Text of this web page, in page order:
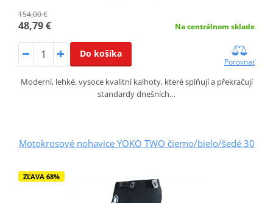
154,00 €
48,79 € Na centrálnom sklade
Do košíka
Porovnať
Moderní, lehké, vysoce kvalitní kalhoty, které splňují a překračují
standardy dnešních…
Motokrosové nohavice YOKO TWO čierno/bielo/šedé 30
ZĽAVA 68%